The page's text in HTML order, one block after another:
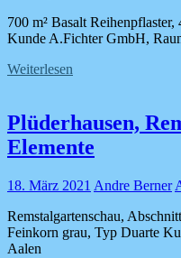
700 m² Basalt
Kunde A.Fichter GmbH,
Weiterlesen
Plüderhausen,
Elemente
18. März 2021 Andre Berner
Remstalgartenschau,
Feinkorn grau, Typ Duarte
Aalen